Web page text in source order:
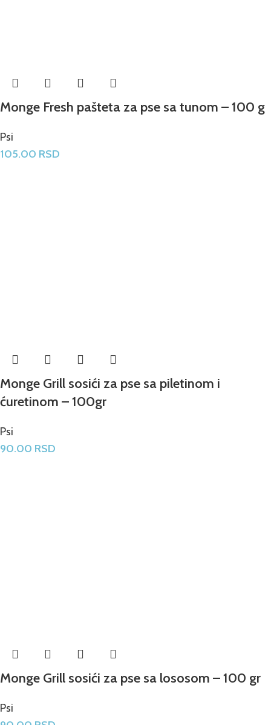
Monge Fresh pašteta za pse sa tunom – 100 g
Psi
105.00 RSD
Monge Grill sosići za pse sa piletinom i
ćuretinom – 100gr
Psi
90.00 RSD
Monge Grill sosići za pse sa lososom – 100 gr
Psi